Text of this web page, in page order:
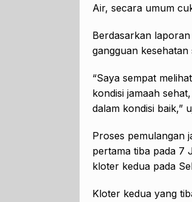
Air, secara umum
Berdasarkan
gangguan
“Saya sempat
kondisi jamaah
dalam kondisi baik,”
Proses pemulangan
pertama tiba pada 7
kloter kedua pada
Kloter kedua yang